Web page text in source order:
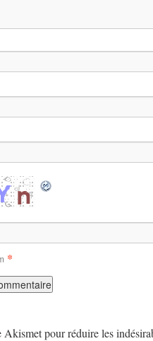
*
Akismet pour réduire les